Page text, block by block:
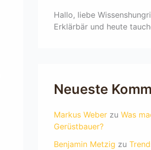
Hallo, liebe
Erklärbär und heute
Neueste
Markus Weber zu Was
Gerüstbauer?
Benjamin Metzig zu